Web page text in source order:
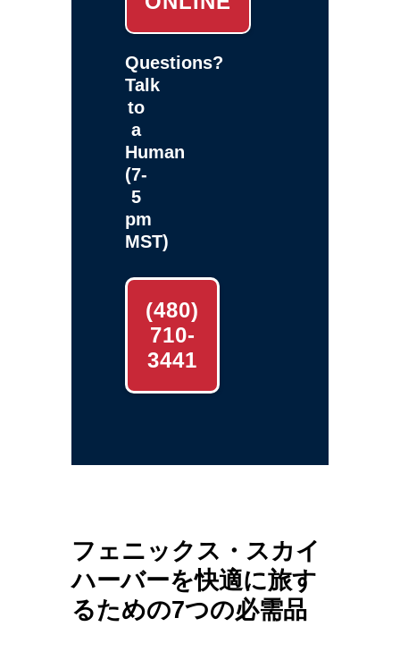
Questions?
Talk
to
a
Human
(7-
5
pm
MST)
(480)
710-
3441
フェニックス・スカイ
ハーバーを快適に旅す
るための7つの必需品